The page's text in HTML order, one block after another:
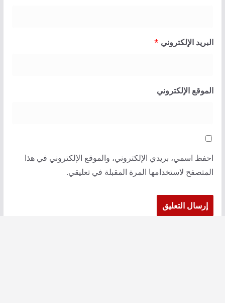
البريد الإلكتروني *
الموقع الإلكتروني
احفظ اسمي، بريدي الإلكتروني، والموقع الإلكتروني في هذا
المتصفح لاستخدامها المرة المقبلة في تعليقي.